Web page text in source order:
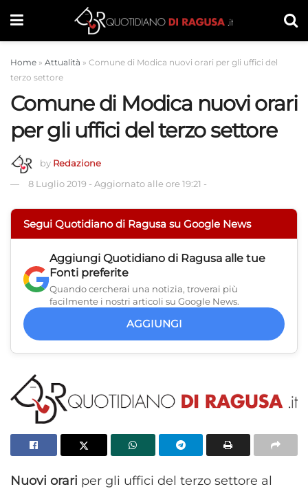
Home » Attualità » Comune di Modica nuovi orari per gli uffici del
terzo settore
Comune di Modica nuovi orari
per gli uffici del terzo settore
by Redazione
8 Luglio 2019 - Aggiornato alle ore 19:21 -
Segui Quotidiano di Ragusa su Google News
Aggiungi Quotidiano di Ragusa alle tue
Fonti preferite
Quando cercherai una notizia, troverai più
facilmente i nostri articoli su Google News.
AGGIUNGI
Nuovi orari per gli uffici del terzo settore al